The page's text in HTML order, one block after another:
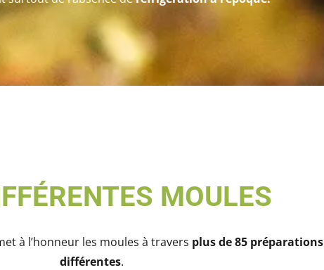
MOULES
à l’honneur les moules à travers plus de 85 préparations
différentes.